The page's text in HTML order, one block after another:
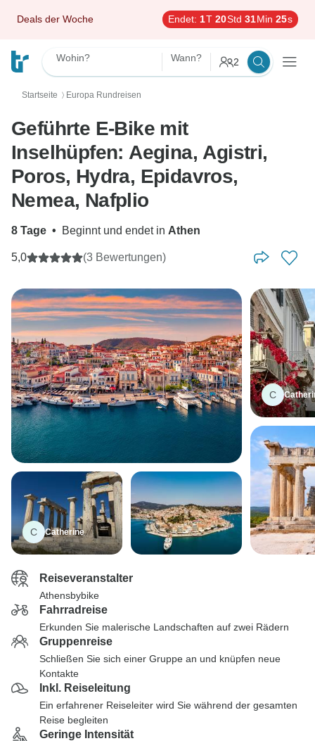
Deals der Woche Endet: 1T 20Std 31Min 24s
Wohin? Wann? 2
Startseite 〉 Europa Rundreisen
Geführte E-Bike mit
Inselhüpfen: Aegina, Agistri,
Poros, Hydra, Epidavros,
Nemea, Nafplio
8 Tage • Beginnt und endet in Athen
5,0 (3 Bewertungen)
C Catherine
C
Reiseveranstalter
Athensbybike
Fahrradreise
Erkunden Sie malerische Landschaften auf zwei Rädern
Gruppenreise
Schließen Sie sich einer Gruppe an und knüpfen neue
Kontakte
Inkl. Reiseleitung
Ein erfahrener Reiseleiter wird Sie während der gesamten
Reise begleiten
Geringe Intensität